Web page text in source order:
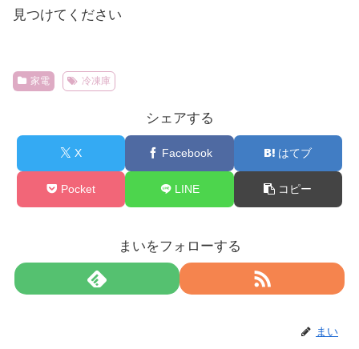
見つけてください
家電 冷凍庫
シェアする
X Facebook はてブ
Pocket LINE コピー
まいをフォローする
まい